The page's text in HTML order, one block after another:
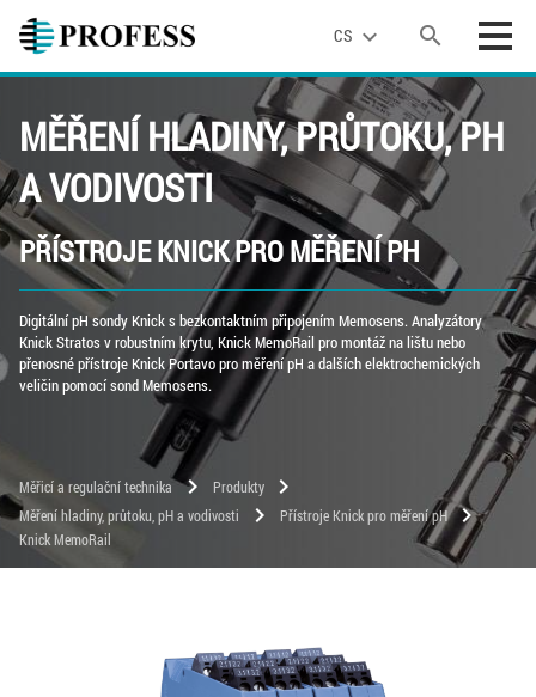
CS expand_more search
MĚŘENÍ HLADINY, PRŮTOKU, PH
A VODIVOSTI
PŘÍSTROJE KNICK PRO MĚŘENÍ PH
Digitální pH sondy Knick s bezkontaktním připojením Memosens. Analyzátory
Knick Stratos v robustním krytu, Knick MemoRail pro montáž na lištu nebo
přenosné přístroje Knick Portavo pro měření pH a dalších elektrochemických
veličin pomocí sond Memosens.
Měřicí a regulační technika chevron_right Produkty chevron_right
Měření hladiny, průtoku, pH a vodivosti chevron_right Přístroje Knick pro měření pH chevron_right
Knick MemoRail